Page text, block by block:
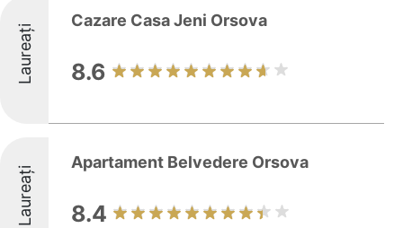
Laureați
Cazare Casa Jeni Orsova
8.6
Laureați
Apartament Belvedere Orsova
8.4